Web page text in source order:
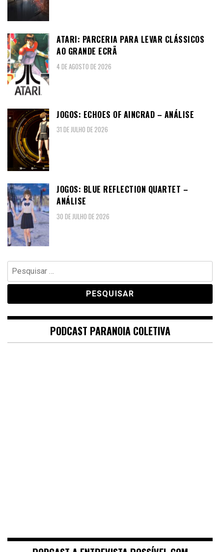
ATARI: PARCERIA PARA LEVAR CLÁSSICOS
AO GRANDE ECRÃ
4 DE AGOSTO DE 2026
JOGOS: ECHOES OF AINCRAD – ANÁLISE
31 DE JULHO DE 2026
JOGOS: BLUE REFLECTION QUARTET –
ANÁLISE
30 DE JULHO DE 2026
Pesquisar
por:
PODCAST PARANOIA COLETIVA